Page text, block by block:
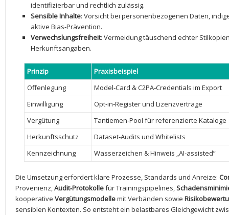
identifizierbar‍ und rechtlich zulässig.
Sensible Inhalte: Vorsicht bei personenbezogenen Daten,
aktive Bias‑Prävention.
Verwechslungsfreiheit: Vermeidung täuschend echter
Herkunftsangaben.
Prinzip
Praxisbeispiel
Offenlegung
Model‑Card & C2PA‑Credentials im Export
Einwilligung
Opt‑in‑Register und Lizenzverträge
Vergütung
Tantiemen‑Pool für referenzierte Kataloge
Herkunftsschutz
Dataset‑Audits und Whitelists
Kennzeichnung
Wasserzeichen ⁢& Hinweis „AI‑assisted”
Die ‌Umsetzung erfordert klare Prozesse, Standards und Anreize:
Provenienz,Audit‑Protokollefür ‌Trainingspipelines,
kooperative Vergütungsmodellemit Verbänden sowie
sensiblen Kontexten. So entsteht ein belastbares​ Gleichgewicht